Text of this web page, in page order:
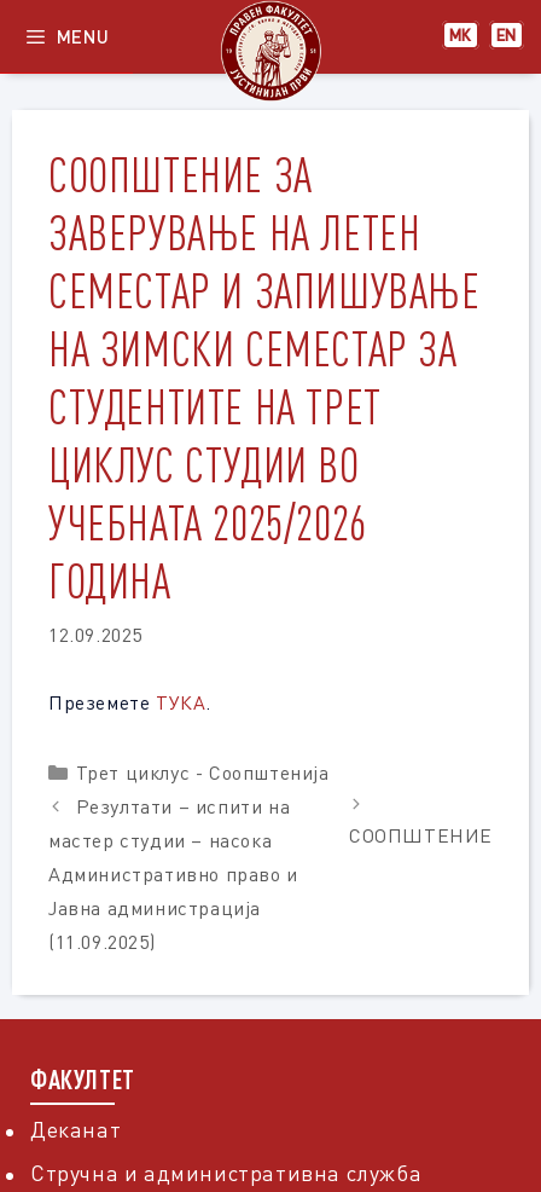
content
МК EN
MENU
СООПШТЕНИЕ ЗА
ЗАВЕРУВАЊЕ НА ЛЕТЕН
СЕМЕСТАР И ЗАПИШУВАЊЕ
НА ЗИМСКИ СЕМЕСТАР ЗА
СТУДЕНТИТЕ НА ТРЕТ
ЦИКЛУС СТУДИИ ВО
УЧЕБНАТА 2025/2026
ГОДИНА
12.09.2025
Преземете ТУКА.
Categories
Трет циклус - Соопштенија
Резултати – испити на
мастер студии – насока
Административно право и
Јавна администрација
(11.09.2025)
СООПШТЕНИЕ
ФАКУЛТЕТ
Деканат
Стручна и административна служба